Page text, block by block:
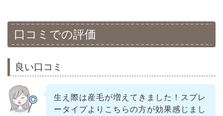
口コミでの評価
良い口コミ
生え際は産毛が増えてきました！スプレ
ータイプよりこちらの方が効果感じまし